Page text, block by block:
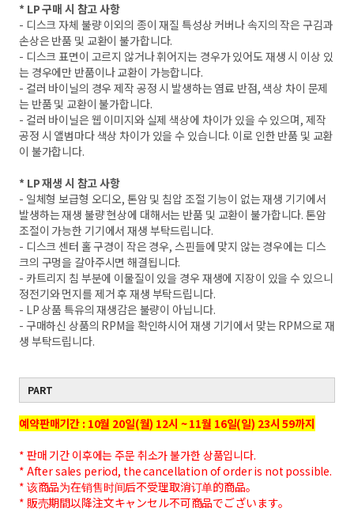
* LP 구매 시 참고 사항
- 디스크 자체 불량 이외의 종이 재질 특성상 커버나 속지의 작은 구김과
손상은 반품 및 교환이 불가합니다.
- 디스크 표면이 고르지 않거나 휘어지는 경우가 있어도 재생 시 이상 있
는 경우에만 반품이나 교환이 가능합니다.
- 컬러 바이닐의 경우 제작 공정 시 발생하는 염료 반점, 색상 차이 문제
는 반품 및 교환이 불가합니다.
- 컬러 바이닐은 웹 이미지와 실제 색상에 차이가 있을 수 있으며, 제작
공정 시 앨범마다 색상 차이가 있을 수 있습니다. 이로 인한 반품 및 교환
이 불가합니다.
* LP 재생 시 참고 사항
- 일체형 보급형 오디오, 톤암 및 침압 조절 기능이 없는 재생 기기에서
발생하는 재생 불량 현상에 대해서는 반품 및 교환이 불가합니다. 톤암
조절이 가능한 기기에서 재생 부탁드립니다.
- 디스크 센터 홀 구경이 작은 경우, 스핀들에 맞지 않는 경우에는 디스
크의 구멍을 갈아주시면 해결됩니다.
- 카트리지 침 부분에 이물질이 있을 경우 재생에 지장이 있을 수 있으니
정전기와 먼지를 제거 후 재생 부탁드립니다.
- LP 상품 특유의 재생감은 불량이 아닙니다.
- 구매하신 상품의 RPM을 확인하시어 재생 기기에서 맞는 RPM으로 재
생 부탁드립니다.
PART
예약판매기간 : 10월 20일(월) 12시 ~ 11월 16일(일) 23시 59까지
* 판매 기간 이후에는 주문 취소가 불가한 상품입니다.
* After sales period, the cancellation of order is not possible.
* 该商品为在销售时间后不受理取消订单的商品。
* 販売期間以降注文キャンセル不可商品でございます。